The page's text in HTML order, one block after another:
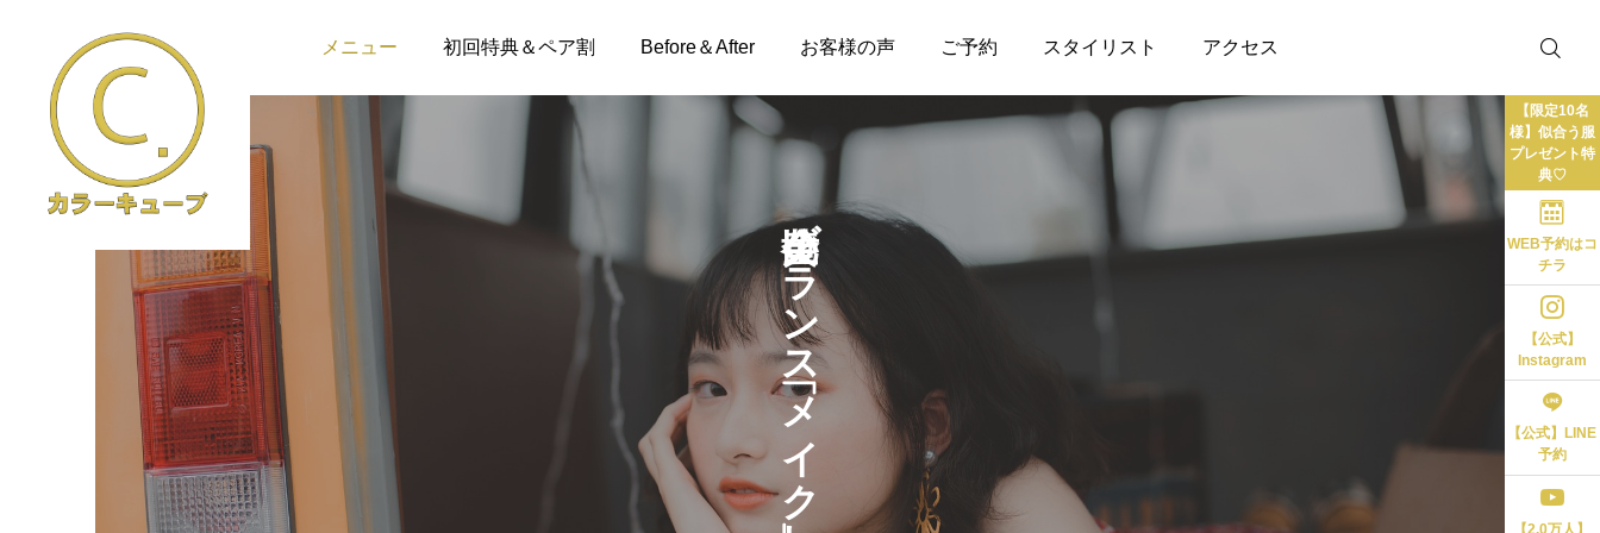
メニュー 初回特典＆ペア割 Before＆After お客様の声 ご予約 スタイリスト アクセス
【限定10名
様】似合う服
プレゼント特
典♡
WEB予約はコ
チラ
【公式】
Instagram
【公式】LINE
予約
【2.0万人】
黄金比バランス「メイク」レッスン